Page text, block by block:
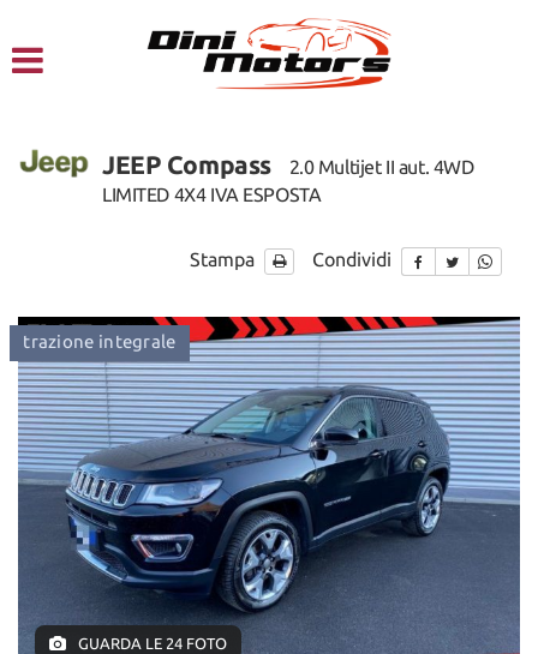
LISTA VEICOLI
SERVIZI
FINANZIAMENTI – LEASING
ACQUISTIAMO USATO
ASSISTENZA
DICONO DI NOI
JEEP Compass
2.0 Multijet II aut. 4WD
LIMITED 4X4 IVA ESPOSTA
Stampa Condividi
integrale ordinabile fuoristrada
GUARDA LE 24 FOTO